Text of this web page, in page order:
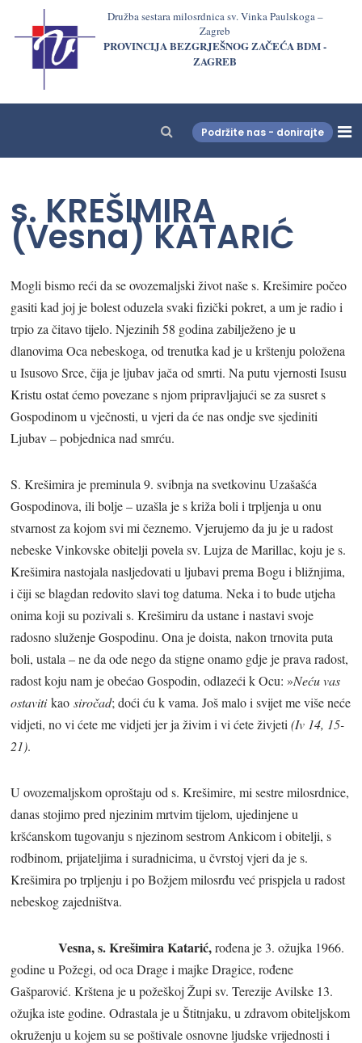
Družba sestara milosrdnica sv. Vinka Paulskoga –
Zagreb
PROVINCIJA BEZGRJEŠNOG ZAČEĆA BDM -
ZAGREB
Podržite nas - donirajte
s. KREŠIMIRA
(Vesna) KATARIĆ
Mogli bismo reći da se ovozemaljski život naše s. Krešimire počeo
gasiti kad joj je bolest oduzela svaki fizički pokret, a um je radio i
trpio za čitavo tijelo. Njezinih 58 godina zabilježeno je u
dlanovima Oca nebeskoga, od trenutka kad je u krštenju položena
u Isusovo Srce, čija je ljubav jača od smrti. Na putu vjernosti Isusu
Kristu ostat ćemo povezane s njom pripravljajući se za susret s
Gospodinom u vječnosti, u vjeri da će nas ondje sve sjediniti
Ljubav – pobjednica nad smrću.
S. Krešimira je preminula 9. svibnja na svetkovinu Uzašašća
Gospodinova, ili bolje – uzašla je s križa boli i trpljenja u onu
stvarnost za kojom svi mi čeznemo. Vjerujemo da ju je u radost
nebeske Vinkovske obitelji povela sv. Lujza de Marillac, koju je s.
Krešimira nastojala nasljedovati u ljubavi prema Bogu i bližnjima,
i čiji se blagdan redovito slavi tog datuma. Neka i to bude utjeha
onima koji su pozivali s. Krešimiru da ustane i nastavi svoje
radosno služenje Gospodinu. Ona je doista, nakon trnovita puta
boli, ustala – ne da ode nego da stigne onamo gdje je prava radost,
radost koju nam je obećao Gospodin, odlazeći k Ocu: »Neću vas
ostavitikaosiročad; doći ću k vama. Još malo i svijet me više neće
vidjeti, no vi ćete me vidjeti jer ja živim i vi ćete živjeti(Iv 14, 15-
21).
U ovozemaljskom oproštaju od s. Krešimire, mi sestre milosrdnice,
danas stojimo pred njezinim mrtvim tijelom, ujedinjene u
kršćanskom tugovanju s njezinom sestrom Ankicom i obitelji, s
rodbinom, prijateljima i suradnicima, u čvrstoj vjeri da je s.
Krešimira po trpljenju i po Božjem milosrđu već prispjela u radost
nebeskog zajedništva.
Vesna, s. Krešimira Katarić,rođena je 3. ožujka 1966.
godine u Požegi, od oca Drage i majke Dragice, rođene
Gašparović. Krštena je u požeškoj Župi sv. Terezije Avilske 13.
ožujka iste godine. Odrastala je u Štitnjaku, u zdravom obiteljskom
okruženju u kojem su se poštivale osnovne ljudske vrijednosti i